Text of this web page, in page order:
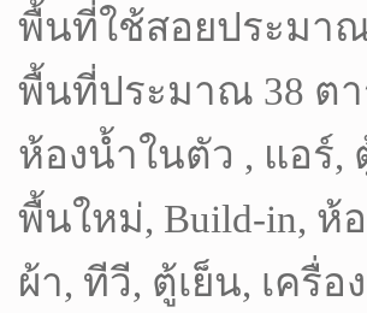
พื้นที่ใช้สอยประมาณ
พื้นที่ประมาณ 38 ตา
ห้องน้ำในตัว , แอร์,
พื้นใหม่, Build-in, ห้
ผ้า, ทีวี, ตู้เย็น, เครื่